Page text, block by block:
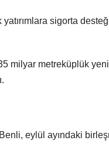
sigorta
milyar metreküplük
eylül ayındaki